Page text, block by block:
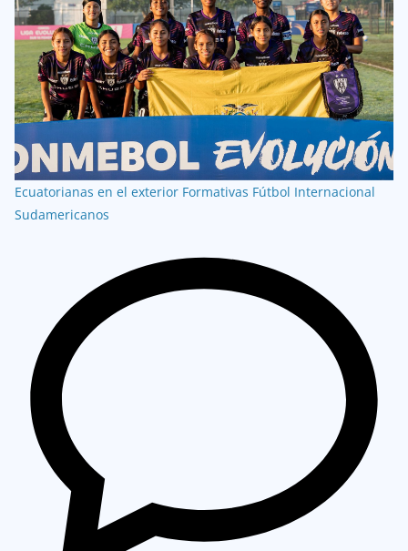
Ecuatorianas en el exterior Formativas Fútbol Internacional
Sudamericanos